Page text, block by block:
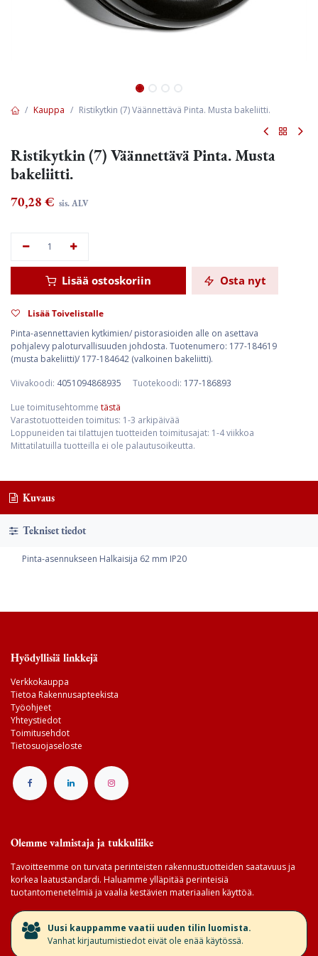
Kauppa Ristikytkin (7) Väännettävä Pinta. Musta bakeliitti.
Ristikytkin (7) Väännettävä Pinta. Musta
bakeliitti.
70,28 € sis. ALV
Lisää ostoskoriin Osta nyt
Lisää Toivelistalle
Pinta-asennettavien kytkimien/ pistorasioiden alle on asettava
pohjalevy paloturvallisuuden johdosta. Tuotenumero: 177-184619
(musta bakeliitti)/ 177-184642 (valkoinen bakeliitti).
Viivakoodi: 4051094868935 Tuotekoodi: 177-186893
Lue toimitusehtomme tästä
Varastotuotteiden toimitus: 1-3 arkipäivää
Loppuneiden tai tilattujen tuotteiden toimitusajat: 1-4 viikkoa
Mittatilatuilla tuotteilla ei ole palautusoikeutta.
Kuvaus
Tekniset tiedot
Pinta-asennukseen Halkaisija 62 mm IP20
Hyödyllisiä linkkejä
Verkkokauppa
Tietoa Rakennusapteekista
Työohjeet
Yhteystiedot
Toimitusehdot
Tietosuojaseloste
Olemme valmistaja ja tukkuliike
Tavoitteemme on turvata perinteisten rakennustuotteiden saatavuus ja
korkea laatustandardi. Haluamme ylläpitää perinteisiä
tuotantomenetelmiä ja vaalia kestävien materiaalien käyttöä.
​Uusi kauppamme vaatii uuden tilin luomista.
Vanhat kirjautumistiedot eivät ole enää käytössä.